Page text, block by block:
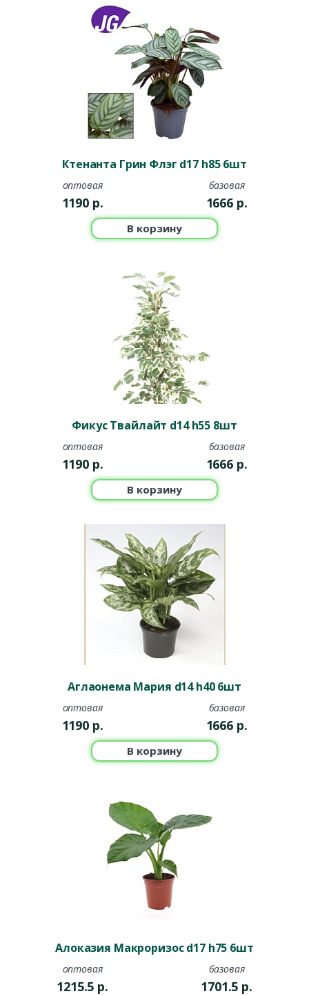
Ктенанта Грин Флэг d17 h85 6шт
оптовая
1190 р.
базовая
1666 р.
В корзину
Фикус Твайлайт d14 h55 8шт
оптовая
1190 р.
базовая
1666 р.
В корзину
Аглаонема Мария d14 h40 6шт
оптовая
1190 р.
базовая
1666 р.
В корзину
Алоказия Макроризос d17 h75 6шт
оптовая
1215.5 р.
базовая
1701.5 р.